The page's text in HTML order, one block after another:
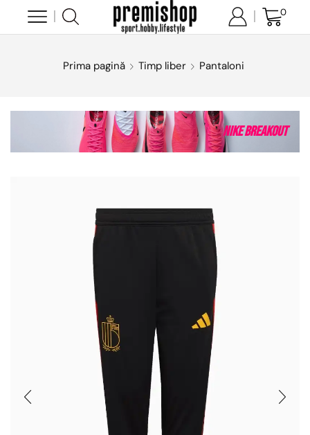
0
Prima pagină Timp liber Pantaloni
Nike Breakout